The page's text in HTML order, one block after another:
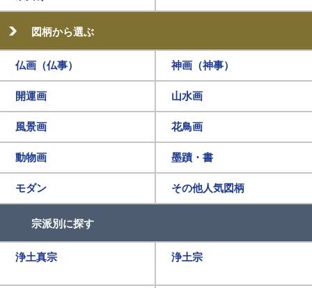
図柄から選ぶ
仏画（仏事） 神画（神事）
開運画 山水画
風景画 花鳥画
動物画 墨蹟・書
モダン その他人気図柄
宗派別に探す
浄土真宗 浄土宗